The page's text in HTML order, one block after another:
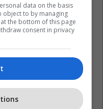
data on the basis
object to by managing
the bottom of this page
consent in privacy